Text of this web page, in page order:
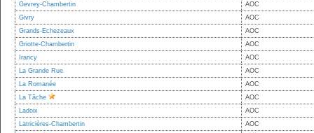
Gevrey-Chambertin
AOC
Givry
AOC
Grands-Echezeaux
AOC
Griotte-Chambertin
AOC
Irancy
AOC
La Grande Rue
AOC
La Romanée
AOC
La Tâche
AOC
Ladoix
AOC
Latricières-Chambertin
AOC